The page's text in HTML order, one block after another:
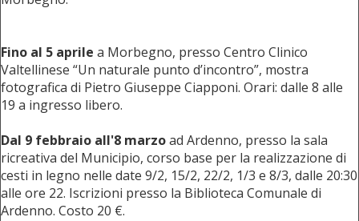
Fino al 5 aprile a Morbegno, presso Centro Clinico
Valtellinese “Un naturale punto d’incontro”, mostra
fotografica di Pietro Giuseppe Ciapponi. Orari: dalle 8 alle
19 a ingresso libero.
Dal 9 febbraio all'8 marzoad Ardenno, presso la sala
ricreativa del Municipio, corso base per la realizzazione di
cesti in legno nelle date 9/2, 15/2, 22/2, 1/3 e 8/3, dalle 20:30
alle ore 22. Iscrizioni presso la Biblioteca Comunale di
Ardenno. Costo 20 €.